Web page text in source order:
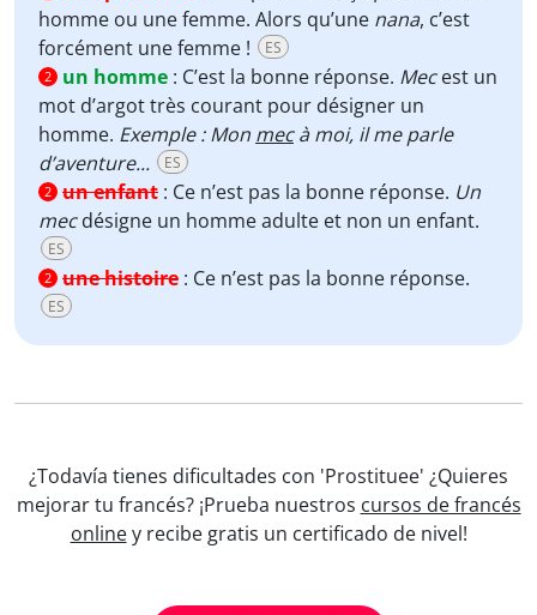
homme ou une femme. Alors qu’une nana, c’est
forcément une femme !
ES
2 un homme : C’est la bonne réponse. Mecest un
mot d’argot très courant pour désigner un
homme. Exemple : Mon mecà moi, il me parle
d’aventure...
ES
2 un enfant : Ce n’est pas la bonne réponse. Un
mecdésigne un homme adulte et non un enfant.
ES
2 une histoire : Ce n’est pas la bonne réponse.
ES
¿Todavía tienes dificultades con 'Prostituee' ¿Quieres
mejorar tu francés? ¡Prueba nuestros cursos de francés
onliney recibe gratis un certificado de nivel!